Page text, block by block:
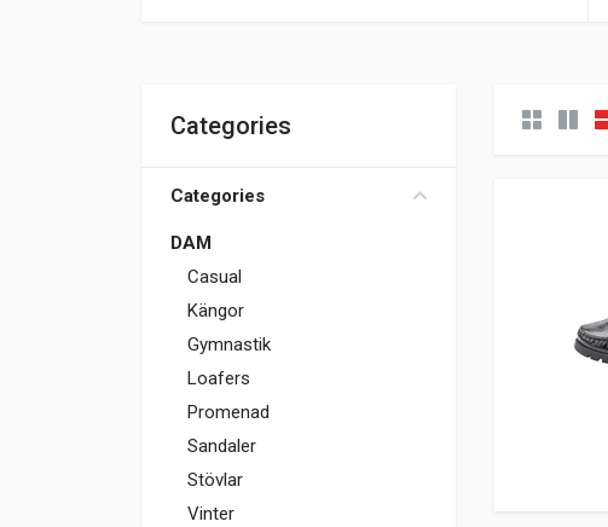
Categories
Categories
DAM
Casual
Kängor
Gymnastik
Loafers
Promenad
Sandaler
Stövlar
Vinter